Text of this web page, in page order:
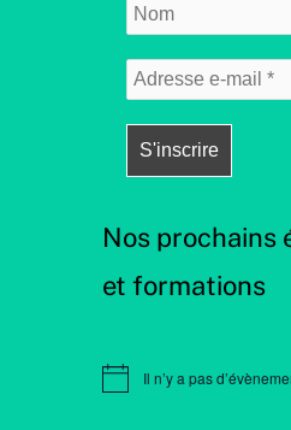
Nos prochains
et formations
Il n’y a pas